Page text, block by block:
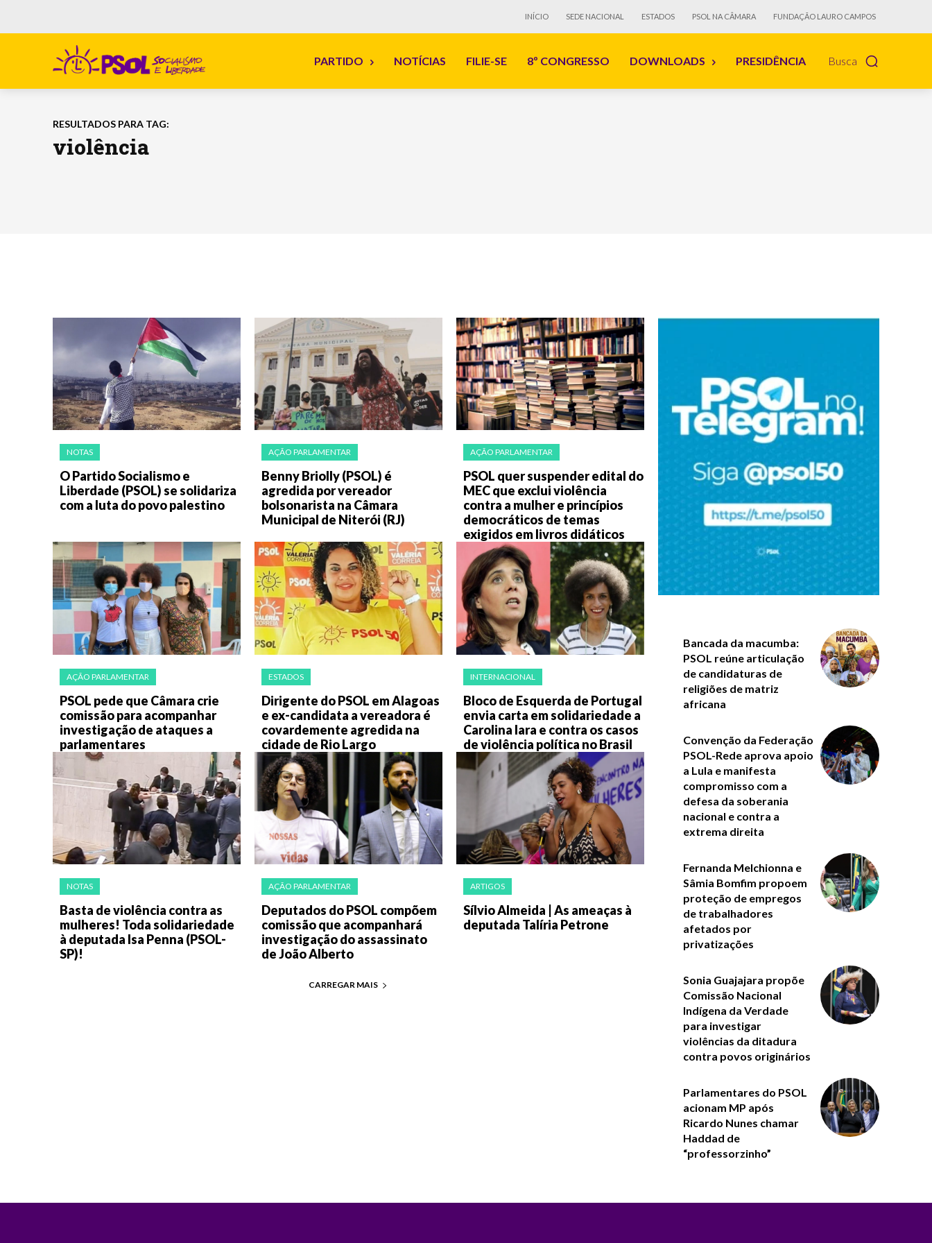
INÍCIO SEDE NACIONAL ESTADOS PSOL NA CÂMARA FUNDAÇÃO LAURO CAMPOS
Busca
PARTIDO NOTÍCIAS FILIE-SE 8º CONGRESSO DOWNLOADS PRESIDÊNCIA
RESULTADOS PARA TAG:
violência
NOTAS
O Partido Socialismo e
Liberdade (PSOL) se solidariza
com a luta do povo palestino
AÇÃO PARLAMENTAR
Benny Briolly (PSOL) é
agredida por vereador
bolsonarista na Câmara
Municipal de Niterói (RJ)
AÇÃO PARLAMENTAR
PSOL quer suspender edital do
MEC que exclui violência
contra a mulher e princípios
democráticos de temas
exigidos em livros didáticos
AÇÃO PARLAMENTAR
PSOL pede que Câmara crie
comissão para acompanhar
investigação de ataques a
parlamentares
ESTADOS
Dirigente do PSOL em Alagoas
e ex-candidata a vereadora é
covardemente agredida na
cidade de Rio Largo
INTERNACIONAL
Bloco de Esquerda de Portugal
envia carta em solidariedade a
Carolina Iara e contra os casos
de violência política no Brasil
NOTAS
Basta de violência contra as
mulheres! Toda solidariedade
à deputada Isa Penna (PSOL-
SP)!
AÇÃO PARLAMENTAR
Deputados do PSOL compõem
comissão que acompanhará
investigação do assassinato
de João Alberto
ARTIGOS
Sílvio Almeida | As ameaças à
deputada Talíria Petrone
CARREGAR MAIS
Bancada da macumba:
PSOL reúne articulação
de candidaturas de
religiões de matriz
africana
Convenção da Federação
PSOL-Rede aprova apoio
a Lula e manifesta
compromisso com a
defesa da soberania
nacional e contra a
extrema direita
Fernanda Melchionna e
Sâmia Bomfim propoem
proteção de empregos
de trabalhadores
afetados por
privatizações
Sonia Guajajara propõe
Comissão Nacional
Indígena da Verdade
para investigar
violências da ditadura
contra povos originários
Parlamentares do PSOL
acionam MP após
Ricardo Nunes chamar
Haddad de
“professorzinho”